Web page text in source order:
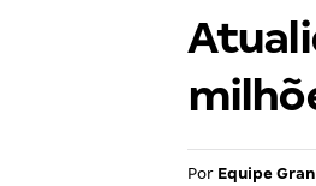
Por Equipe Gran